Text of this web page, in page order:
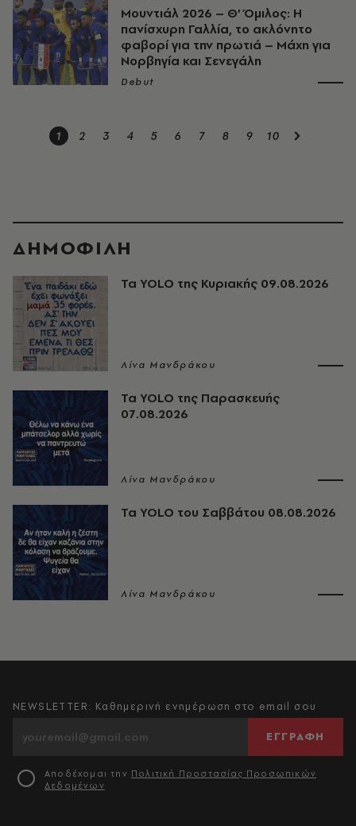
Μουντιάλ 2026 – Θ’ Όμιλος: Η
πανίσχυρη Γαλλία, το ακλόνητο
φαβορί για την πρωτιά – Μάχη για
Νορβηγία και Σενεγάλη
Debut
1 2 3 4 5 6 7 8 9 10
ΔΗΜΟΦΙΛΗ
Τα YOLO της Κυριακής 09.08.2026
Λίνα Μανδράκου
Τα YOLO της Παρασκευής
07.08.2026
Λίνα Μανδράκου
Τα YOLO του Σαββάτου 08.08.2026
Λίνα Μανδράκου
NEWSLETTER: Καθημερινή ενημέρωση στο email σου
ΕΓΓΡΑΦΗ
Αποδέχομαι την Πολιτική Προστασίας Προσωπικών
Δεδομένων